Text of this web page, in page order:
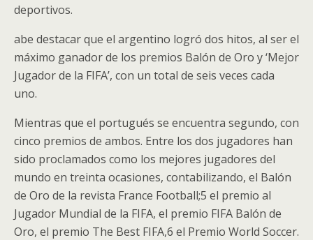
deportivos.
abe destacar que el argentino logró dos hitos, al ser el
máximo ganador de los premios Balón de Oro y ‘Mejor
Jugador de la FIFA’, con un total de seis veces cada
uno.
Mientras que el portugués se encuentra segundo, con
cinco premios de ambos. Entre los dos jugadores han
sido proclamados como los mejores jugadores del
mundo en treinta ocasiones, contabilizando, el Balón
de Oro de la revista France Football;5​ el premio al
Jugador Mundial de la FIFA, el premio FIFA Balón de
Oro, el premio The Best FIFA,6​ el Premio World Soccer.